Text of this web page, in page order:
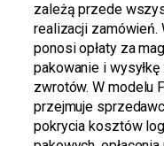
zależą przede
realizacji zamówień.
ponosi opłaty za
pakowanie i
zwrotów. W modelu
przejmuje
pokrycia kosztów